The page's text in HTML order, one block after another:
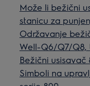
Može li bežični
stanicu za
Održavanje
Well-Q6/Q7/Q8,
Bežični
Simboli na